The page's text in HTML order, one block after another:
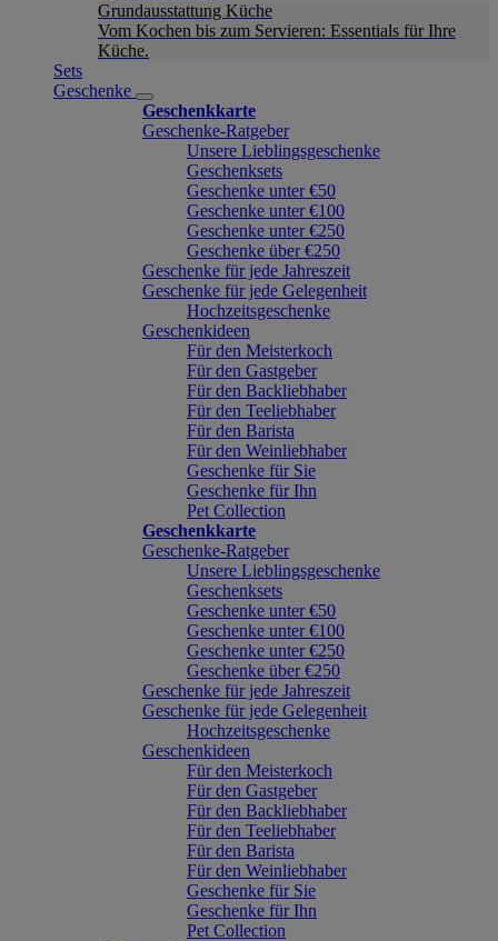
Grundausstattung Küche
Vom Kochen bis zum Servieren: Essentials für Ihre
Küche.
Sets
Geschenke
Geschenkkarte
Geschenke-Ratgeber
Unsere Lieblingsgeschenke
Geschenksets
Geschenke unter €50
Geschenke unter €100
Geschenke unter €250
Geschenke über €250
Geschenke für jede Jahreszeit
Geschenke für jede Gelegenheit
Hochzeitsgeschenke
Geschenkideen
Für den Meisterkoch
Für den Gastgeber
Für den Backliebhaber
Für den Teeliebhaber
Für den Barista
Für den Weinliebhaber
Geschenke für Sie
Geschenke für Ihn
Pet Collection
Geschenkkarte
Geschenke-Ratgeber
Unsere Lieblingsgeschenke
Geschenksets
Geschenke unter €50
Geschenke unter €100
Geschenke unter €250
Geschenke über €250
Geschenke für jede Jahreszeit
Geschenke für jede Gelegenheit
Hochzeitsgeschenke
Geschenkideen
Für den Meisterkoch
Für den Gastgeber
Für den Backliebhaber
Für den Teeliebhaber
Für den Barista
Für den Weinliebhaber
Geschenke für Sie
Geschenke für Ihn
Pet Collection